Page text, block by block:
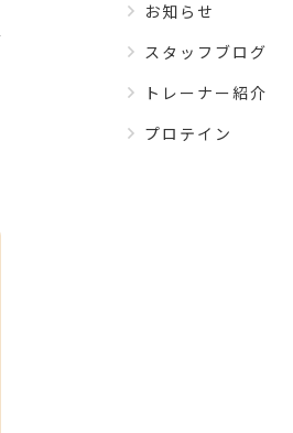
お知らせ
スタッフブログ
トレーナー紹介
プロテイン